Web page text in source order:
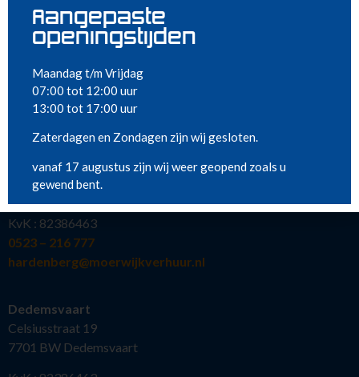
Richten en meten
Klimaatbeheersing
Diversen
Sanitair
Meest gehuurd
Kollergang 15
7773 NG Hardenberg
KvK : 82386463
0523 – 216 777
hardenberg@moerwijkverhuur.nl
Dedemsvaart
Celsiusstraat 19
7701 BW Dedemsvaart
Aangepaste
openingstijden
Maandag t/m Vrijdag
07:00 tot 12:00 uur
13:00 tot 17:00 uur
Zaterdagen en Zondagen zijn wij gesloten.
vanaf 17 augustus zijn wij weer geopend zoals u
gewend bent.